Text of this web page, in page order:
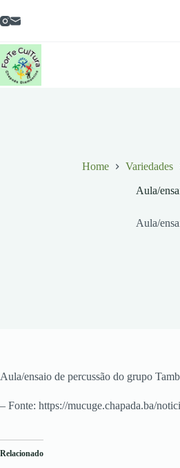
para
o
conteúdo
Home Variedades
Aula/
Aula/
Aula/ensaio de percussão do grupo
– Fonte: https://mucuge.chapada.ba/
Relacionado